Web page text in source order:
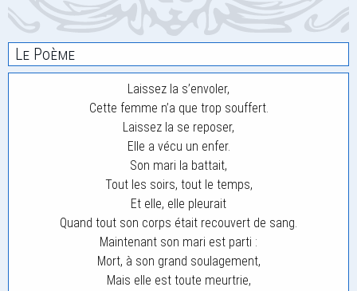
Le Poème
Laissez la s’envoler,
Cette femme n’a que trop souffert.
Laissez la se reposer,
Elle a vécu un enfer.
Son mari la battait,
Tout les soirs, tout le temps,
Et elle, elle pleurait
Quand tout son corps était recouvert de sang.
Maintenant son mari est parti :
Mort, à son grand soulagement,
Mais elle est toute meurtrie,